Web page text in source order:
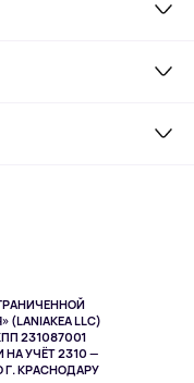
LLC)
231087001
УЧЁТ 2310 —
КРАСНОДАРУ